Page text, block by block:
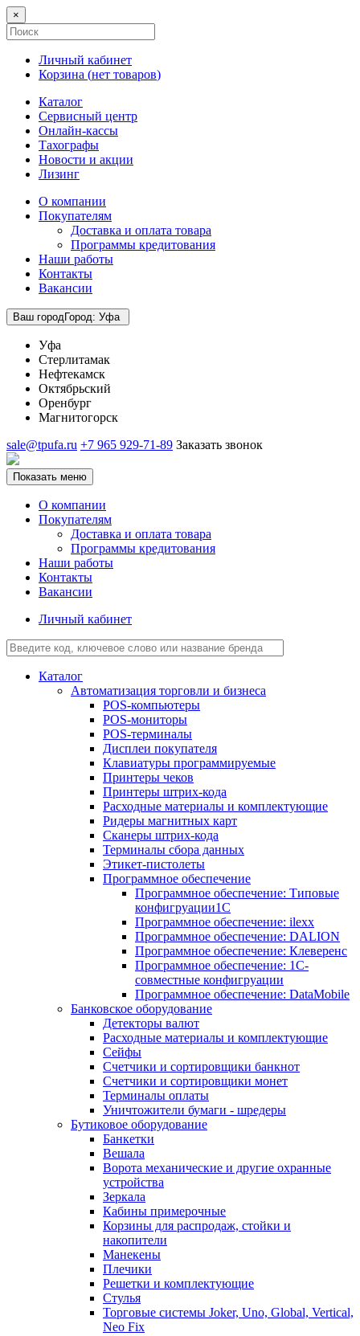
×
Личный кабинет
Корзина (нет товаров)
Каталог
Сервисный центр
Онлайн-кассы
Тахографы
Новости и акции
Лизинг
О компании
Покупателям
Доставка и оплата товара
Программы кредитования
Наши работы
Контакты
Вакансии
Ваш городГород: Уфа
Уфа
Стерлитамак
Нефтекамск
Октябрьский
Оренбург
Магнитогорск
sale@tpufa.ru +7 965 929-71-89 Заказать звонок
Показать меню
О компании
Покупателям
Доставка и оплата товара
Программы кредитования
Наши работы
Контакты
Вакансии
Личный кабинет
Каталог
Автоматизация торговли и бизнеса
POS-компьютеры
POS-мониторы
POS-терминалы
Дисплеи покупателя
Клавиатуры программируемые
Принтеры чеков
Принтеры штрих-кода
Расходные материалы и комплектующие
Ридеры магнитных карт
Сканеры штрих-кода
Терминалы сбора данных
Этикет-пистолеты
Программное обеспечение
Программное обеспечение: Типовые
конфигруации1С
Программное обеспечение: ilexx
Программное обеспечение: DALION
Программное обеспечение: Клеверенс
Программное обеспечение: 1С-
совместные конфигруации
Программное обеспечение: DataMobile
Банковское оборудование
Детекторы валют
Расходные материалы и комплектующие
Сейфы
Счетчики и сортировщики банкнот
Счетчики и сортировщики монет
Терминалы оплаты
Уничтожители бумаги - шредеры
Бутиковое оборудование
Банкетки
Вешала
Ворота механические и другие охранные
устройства
Зеркала
Кабины примерочные
Корзины для распродаж, стойки и
накопители
Манекены
Плечики
Решетки и комплектующие
Стулья
Торговые системы Joker, Uno, Global, Vertical,
Neo Fix